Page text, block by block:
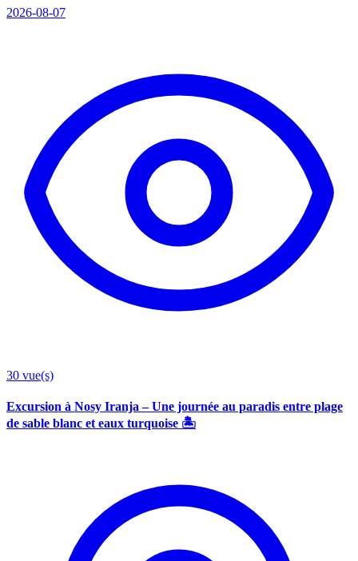
2026-08-07
30 vue(s)
Excursion à Nosy Iranja – Une journée au paradis entre plage
de sable blanc et eaux turquoise 🏝️